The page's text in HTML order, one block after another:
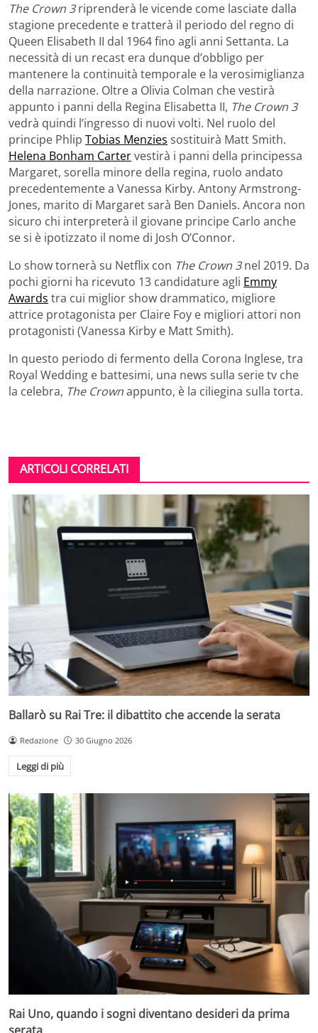
The Crown 3riprenderà le vicende come lasciate dalla
stagione precedente e tratterà il periodo del regno di
Queen Elisabeth II dal 1964 fino agli anni Settanta. La
necessità di un recast era dunque d’obbligo per
mantenere la continuità temporale e la verosimiglianza
della narrazione. Oltre a Olivia Colman che vestirà
appunto i panni della Regina Elisabetta II, The Crown 3
vedrà quindi l’ingresso di nuovi volti. Nel ruolo del
principe Phlip Tobias Menzies sostituirà Matt Smith.
Helena Bonham Cartervestirà i panni della principessa
Margaret, sorella minore della regina, ruolo andato
precedentemente a Vanessa Kirby. Antony Armstrong-
Jones, marito di Margaret sarà Ben Daniels. Ancora non
sicuro chi interpreterà il giovane principe Carlo anche
se si è ipotizzato il nome di Josh O’Connor.
Lo show tornerà su Netflix con The Crown 3nel 2019. Da
pochi giorni ha ricevuto 13 candidature agli Emmy
Awards tra cui miglior show drammatico, migliore
attrice protagonista per Claire Foy e migliori attori non
protagonisti (Vanessa Kirby e Matt Smith).
In questo periodo di fermento della Corona Inglese, tra
Royal Wedding e battesimi, una news sulla serie tv che
la celebra, The Crownappunto, è la ciliegina sulla torta.
ARTICOLI CORRELATI
Ballarò su Rai Tre: il dibattito che accende la serata
Redazione 30 Giugno 2026
Leggi di più
Rai Uno, quando i sogni diventano desideri da prima